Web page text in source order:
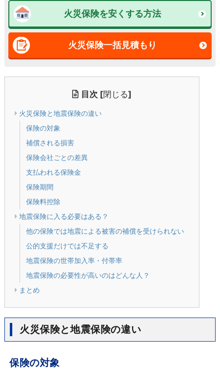
火災保険を安くする方法
火災保険一括見積もり
目次 [閉じる]
火災保険と地震保険の違い
保険の対象
補償される損害
保険会社ごとの差異
支払われる保険金
保険期間
保険料控除
地震保険に入る必要はある？
他の保険では地震による被害の補償を受けられない
公的支援だけでは不足する
地震保険の世帯加入率・付帯率
地震保険の必要性が高いのはどんな人？
まとめ
火災保険と地震保険の違い
保険の対象